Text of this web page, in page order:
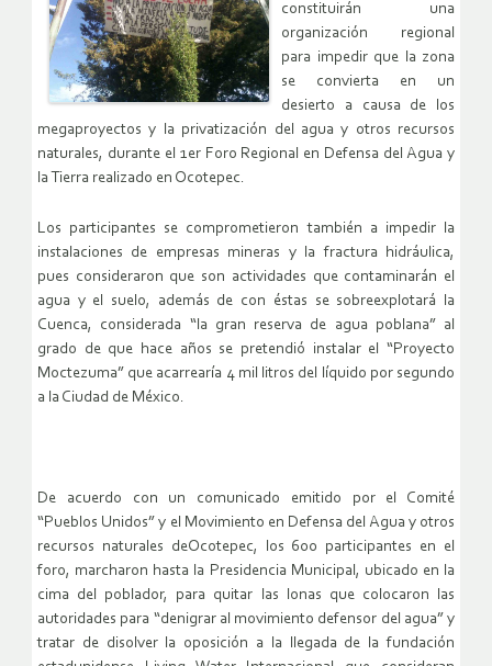
constituirán una
organización regional
para impedir que la zona
se convierta en un
desierto a causa de los
megaproyectos y la privatización del agua y otros recursos
naturales, durante el 1er Foro Regional en Defensa del Agua y
la Tierra realizado en Ocotepec.
Los participantes se comprometieron también a impedir la
instalaciones de empresas mineras y la fractura hidráulica,
pues consideraron que son actividades que contaminarán el
agua y el suelo, además de con éstas se sobreexplotará la
Cuenca, considerada “la gran reserva de agua poblana” al
grado de que hace años se pretendió instalar el “Proyecto
Moctezuma” que acarrearía 4 mil litros del líquido por segundo
a la Ciudad de México.
De acuerdo con un comunicado emitido por el Comité
“Pueblos Unidos” y el Movimiento en Defensa del Agua y otros
recursos naturales deOcotepec, los 600 participantes en el
foro, marcharon hasta la Presidencia Municipal, ubicado en la
cima del poblador, para quitar las lonas que colocaron las
autoridades para “denigrar al movimiento defensor del agua” y
tratar de disolver la oposición a la llegada de la fundación